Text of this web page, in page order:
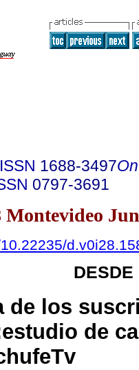
ISSN 1688-3497
0797-3691
de los
estudio de